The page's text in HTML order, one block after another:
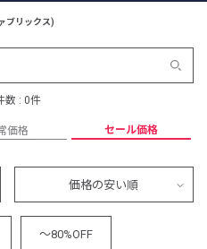
ブリックス)
数 : 0件
価格 セール価格
価格の安い順
～80%OFF